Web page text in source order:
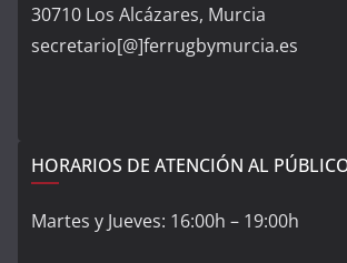
30710 Los Alcázares, Murcia
secretario[@]ferrugbymurcia.es
HORARIOS DE ATENCIÓN AL
Martes y Jueves: 16:00h – 19:00h